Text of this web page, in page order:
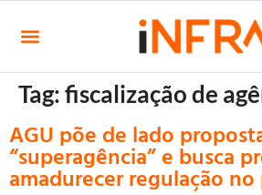
Tag:fiscalização de
AGU põe de lado
“superagência” e busca
amadurecer regulação no